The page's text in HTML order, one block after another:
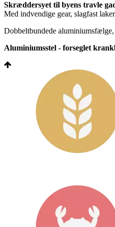
Skræddersyet til byens travle
Med indvendige gear, slagfast
Dobbeltbundede
Aluminiumsstel - forseglet